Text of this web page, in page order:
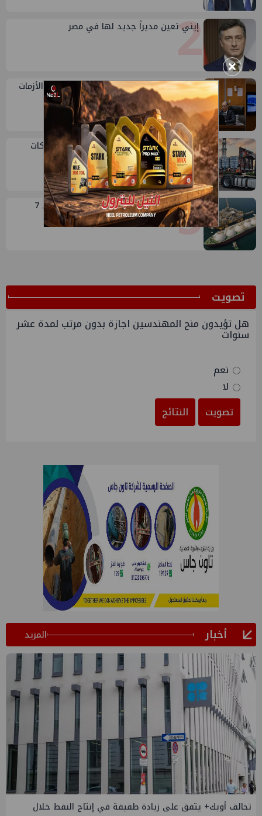
2
إيني تعين مديراً جديد لها في مصر
3
جنوب الوادي تنظم لقاء توعوي حول إدارة الأزمات
4
أكبا تبدأ تصدير 60 ألف طن من زيوت المحركات
البحرية للأسواق الخارجية
5
مصر تستورد 7.94 مليون طن غاز مسال في 7
أشهر..وأمريكا تهيمن على الإمدادات
ﺗﺼﻮﻳﺖ
هل تؤيدون منح المهندسين اجازة بدون مرتب لمدة عشر
سنوات
نعم
لا
تصويت
النتائج
أخبار المزيد
يتفق على زيادة طفيفة في إنتاج النفط خلال
إسدال الستار
×